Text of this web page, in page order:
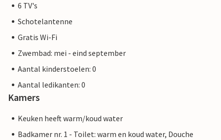
6 TV's
Schotelantenne
Gratis Wi-Fi
Zwembad: mei - eind september
Aantal kinderstoelen: 0
Aantal ledikanten: 0
Kamers
Keuken heeft warm/koud water
Badkamer nr. 1 - Toilet: warm en koud water, Douche